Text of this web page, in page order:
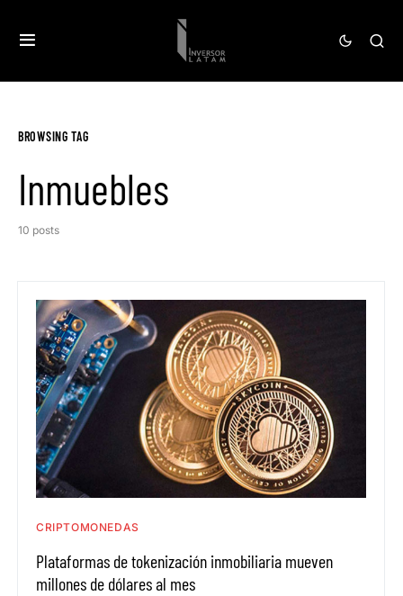
BROWSING TAG
Inmuebles
10 posts
CRIPTOMONEDAS
Plataformas de tokenización inmobiliaria mueven
millones de dólares al mes